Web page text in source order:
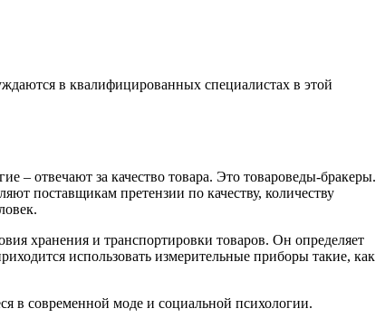
в квалифицированных специалистах в этой
– отвечают за качество товара. Это товароведы-бракеры.
поставщикам претензии по качеству, количеству
хранения и транспортировки товаров. Он определяет
использовать измерительные приборы такие, как
в современной моде и социальной психологии.